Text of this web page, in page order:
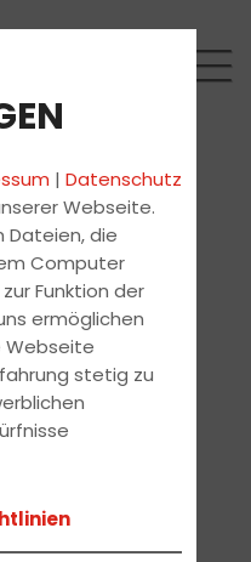
|Datenschutz
Webseite.
Dateien, die
Computer
Funktion der
ermöglichen
Webseite
stetig zu